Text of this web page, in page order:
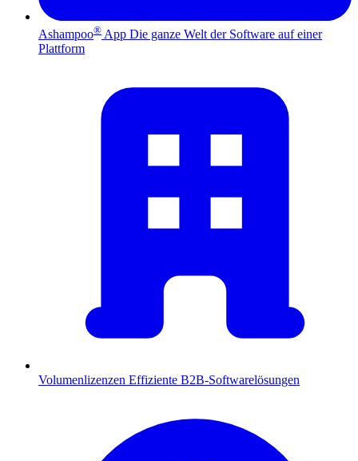
Ashampoo® App Die ganze Welt der Software auf einer
Plattform
Volumenlizenzen Effiziente B2B-Softwarelösungen